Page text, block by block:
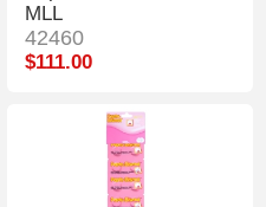
MLL
42460
$111.00